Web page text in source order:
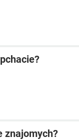
znajomych?